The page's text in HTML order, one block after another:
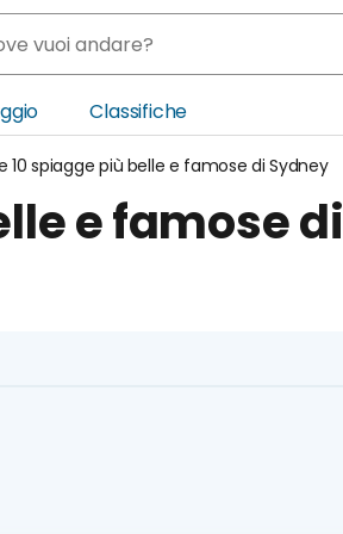
Centrale
Classifiche
10 spiagge più belle e famose di Sydney
e famose di